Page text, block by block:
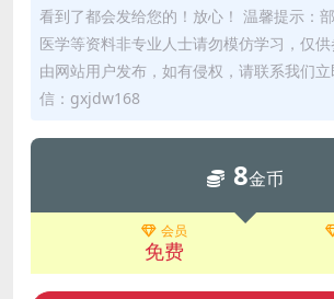
看到了都会发给您的！放心！ 温馨提示：部
医学等资料非专业人士请勿模仿学习，仅
由网站用户发布，如有侵权，请联系我们
信：gxjdw168
8金币
会员
免费